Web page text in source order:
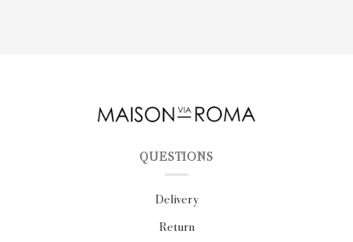
QUESTIONS
Delivery
Return